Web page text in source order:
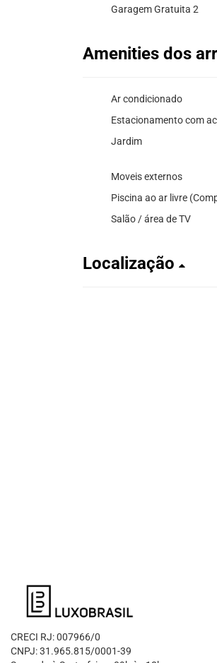
Garagem Gratuita 2
Amenities dos
Ar condicionado
Estacionamento com
Jardim
Moveis externos
Piscina ao ar livre
Salão / área de TV
Localização
CRECI RJ: 007966/0
CNPJ: 31.965.815/0001-39